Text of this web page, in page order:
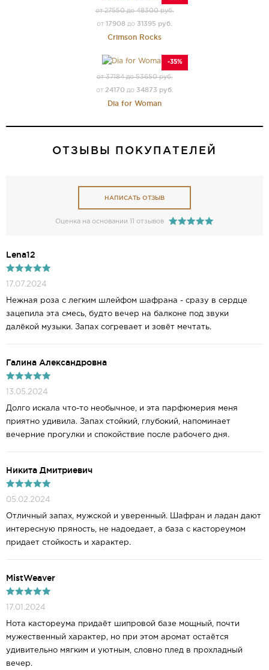
от 27550 до 48300 руб.
от 17908 до 31395 руб.
Crimson Rocks
-35%
от 37184 до 53650 руб.
от 24170 до 34873 руб.
Dia for Woman
ОТЗЫВЫ ПОКУПАТЕЛЕЙ
НАПИСАТЬ ОТЗЫВ
Оценка на основании 11 отзывов
Lena12
17.07.2024
Нежная роза с легким шлейфом шафрана - сразу в сердце
зацепила эта смесь, будто вечер на балконе под звуки
далёкой музыки. Запах согревает и зовёт мечтать.
Галина Александровна
13.05.2024
Долго искала что-то необычное, и эта парфюмерия меня
приятно удивила. Запах стойкий, глубокий, напоминает
вечерние прогулки и спокойствие после рабочего дня.
Никита Дмитриевич
05.02.2024
Отличный запах, мужской и уверенный. Шафран и ладан дают
интересную пряность, не надоедает, а база с кастореумом
придает стойкость и характер.
MistWeaver
17.01.2024
Нота кастореума придаёт шипровой базе мощный, почти
мужественный характер, но при этом аромат остаётся
удивительно мягким и уютным, словно плед в прохладный
вечер.